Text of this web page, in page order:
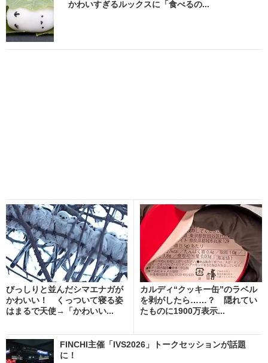
かわいすぎるルックスに「食べるの...
びっしりと並んだシマエナガが
かわいい！ くっついて寝る姿
はまるで天使→「かわいい...
カルディ“クッキー缶”のラベル
を剥がしたら……？ 隠れてい
たものに1900万表示...
FINCHI主催「IVS2026」トークセッションが話題
に！